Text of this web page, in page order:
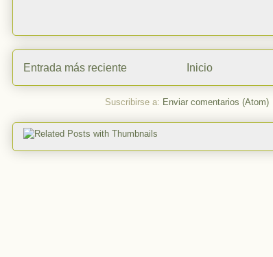
Entrada más reciente Inicio
Suscribirse a: Enviar comentarios (Atom)